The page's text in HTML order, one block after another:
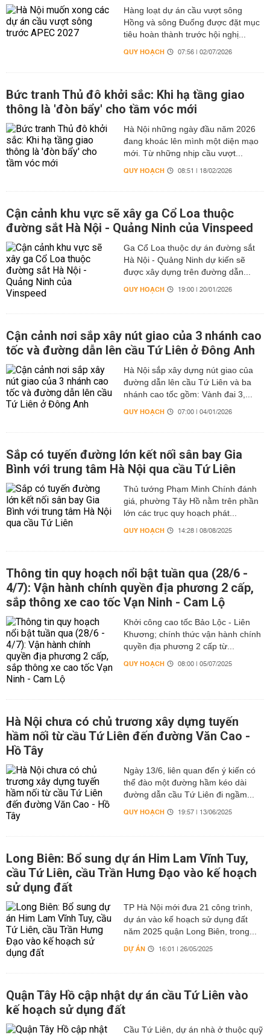
Hàng loạt dự án cầu vượt sông
Hồng và sông Đuống được đặt mục
tiêu hoàn thành trước hội nghị...
QUY HOẠCH 07:56 | 02/07/2026
Bức tranh Thủ đô khởi sắc: Khi hạ tầng giao
thông là 'đòn bẩy' cho tầm vóc mới
Hà Nội những ngày đầu năm 2026
đang khoác lên mình một diện mạo
mới. Từ những nhịp cầu vượt...
QUY HOẠCH 08:51 | 18/02/2026
Cận cảnh khu vực sẽ xây ga Cổ Loa thuộc
đường sắt Hà Nội - Quảng Ninh của Vinspeed
Ga Cổ Loa thuộc dự án đường sắt
Hà Nội - Quảng Ninh dự kiến sẽ
được xây dựng trên đường dẫn...
QUY HOẠCH 19:00 | 20/01/2026
Cận cảnh nơi sắp xây nút giao của 3 nhánh cao
tốc và đường dẫn lên cầu Tứ Liên ở Đông Anh
Hà Nội sắp xây dựng nút giao của
đường dẫn lên cầu Tứ Liên và ba
nhánh cao tốc gồm: Vành đai 3,...
QUY HOẠCH 07:00 | 04/01/2026
Sắp có tuyến đường lớn kết nối sân bay Gia
Bình với trung tâm Hà Nội qua cầu Tứ Liên
Thủ tướng Phạm Minh Chính đánh
giá, phường Tây Hồ nằm trên phần
lớn các trục quy hoạch phát...
QUY HOẠCH 14:28 | 08/08/2025
Thông tin quy hoạch nổi bật tuần qua (28/6 -
4/7): Vận hành chính quyền địa phương 2 cấp,
sắp thông xe cao tốc Vạn Ninh - Cam Lộ
Khởi công cao tốc Bảo Lộc - Liên
Khương; chính thức vận hành chính
quyền địa phương 2 cấp từ...
QUY HOẠCH 08:00 | 05/07/2025
Hà Nội chưa có chủ trương xây dựng tuyến
hầm nối từ cầu Tứ Liên đến đường Văn Cao -
Hồ Tây
Ngày 13/6, liên quan đến ý kiến có
thể đào một đường hầm kéo dài
đường dẫn cầu Tứ Liên đi ngầm...
QUY HOẠCH 19:57 | 13/06/2025
Long Biên: Bổ sung dự án Him Lam Vĩnh Tuy,
cầu Tứ Liên, cầu Trần Hưng Đạo vào kế hoạch
sử dụng đất
TP Hà Nội mới đưa 21 công trình,
dự án vào kế hoạch sử dụng đất
năm 2025 quận Long Biên, trong...
DỰ ÁN 16:01 | 26/05/2025
Quận Tây Hồ cập nhật dự án cầu Tứ Liên vào
kế hoạch sử dụng đất
Cầu Tứ Liên, dự án nhà ở thuộc quỹ